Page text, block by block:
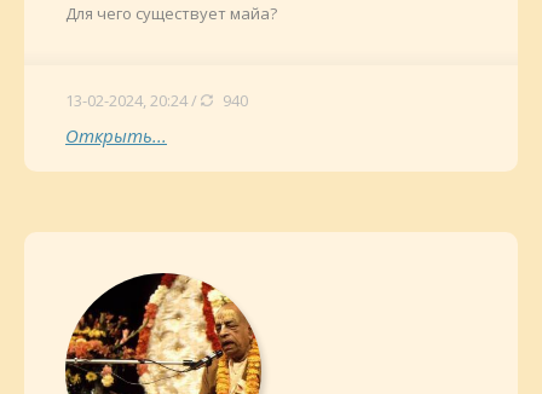
Для чего существует майа?
13-02-2024, 20:24 / 940
Открыть...